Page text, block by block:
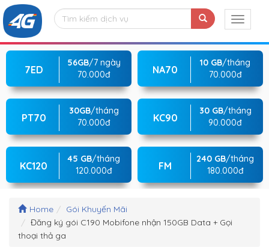
7ED
56GB/7 ngày
70.000đ
NA70
10 GB/tháng
70.000đ
PT70
30GB/tháng
70.000đ
KC90
30 GB/tháng
90.000đ
KC120
45 GB/tháng
120.000đ
FM
240 GB/tháng
180.000đ
Home
Gói Khuyến Mãi
Đăng ký gói C190 Mobifone nhận 150GB Data + Gọi
thoại thả ga